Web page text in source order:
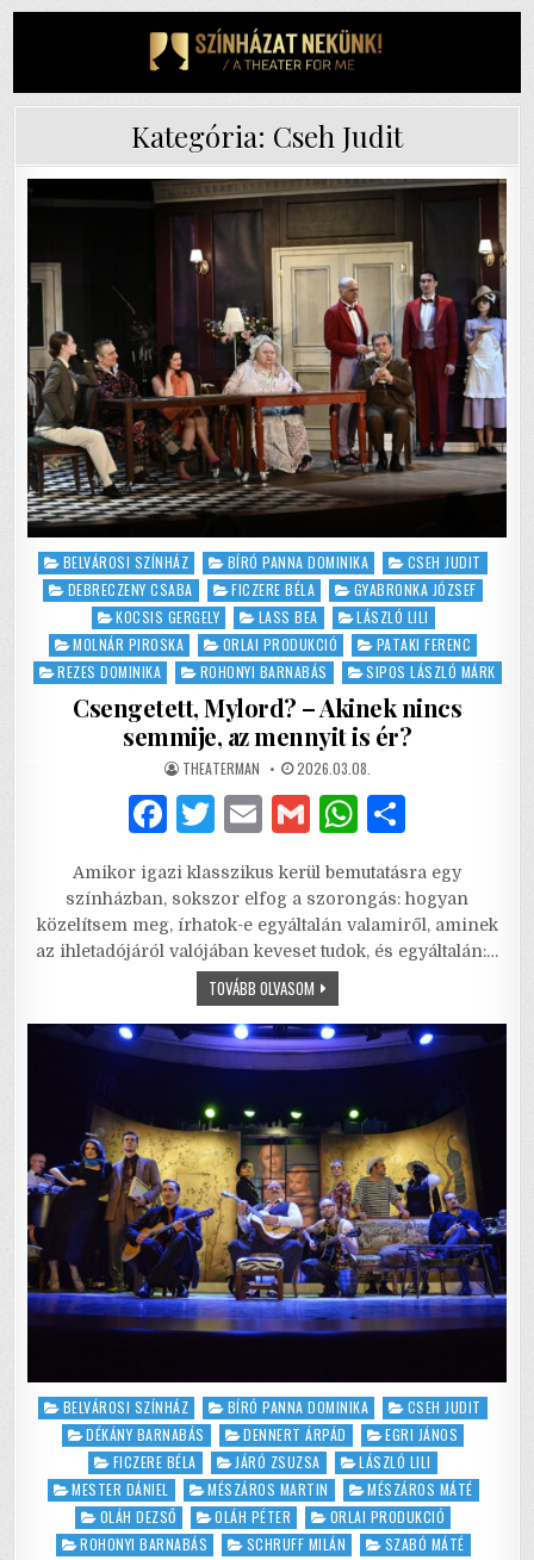
Kategória: Cseh Judit
Posted
in
BELVÁROSI SZÍNHÁZ BÍRÓ PANNA DOMINIKA
CSEH JUDIT
DEBRECZENY CSABA
FICZERE BÉLA
GYABRONKA JÓZSEF
KOCSIS GERGELY
LASS BEA
LÁSZLÓ LILI
MOLNÁR PIROSKA
ORLAI PRODUKCIÓ
PATAKI FERENC
REZES DOMINIKA
ROHONYI BARNABÁS SIPOS LÁSZLÓ MÁRK
Csengetett, Mylord? – Akinek nincs
semmije, az mennyit is ér?
AUTHOR:
THEATERMAN PUBLISHED
DATE:
2026.03.08.
F
c
e
b
o
k
T
it
te
r
E
ai
l
G
ai
l
W
at
s
A
p
ar
e
Amikor igazi klasszikus kerül bemutatásra egy
színházban, sokszor elfog a szorongás: hogyan
közelítsem meg, írhatok-e egyáltalán valamiről, aminek
az ihletadójáról valójában keveset tudok, és egyáltalán:…
TOVÁBB OLVASOMCSENGETETT,
MYLORD?
–
AKINEK
NINCS
SEMMIJE,
ÉR?
Posted
BELVÁROSI SZÍNHÁZ BÍRÓ PANNA DOMINIKA
CSEH JUDIT
DÉKÁNY BARNABÁS
DENNERT ÁRPÁD
EGRI JÁNOS
FICZERE BÉLA
JÁRÓ ZSUZSA
LÁSZLÓ LILI
MESTER DÁNIEL
MÉSZÁROS MARTIN
MÉSZÁROS MÁTÉ
OLÁH DEZSŐ
OLÁH PÉTER
ORLAI PRODUKCIÓ
ROHONYI BARNABÁS
SCHRUFF MILÁN
SZABÓ MÁTÉ